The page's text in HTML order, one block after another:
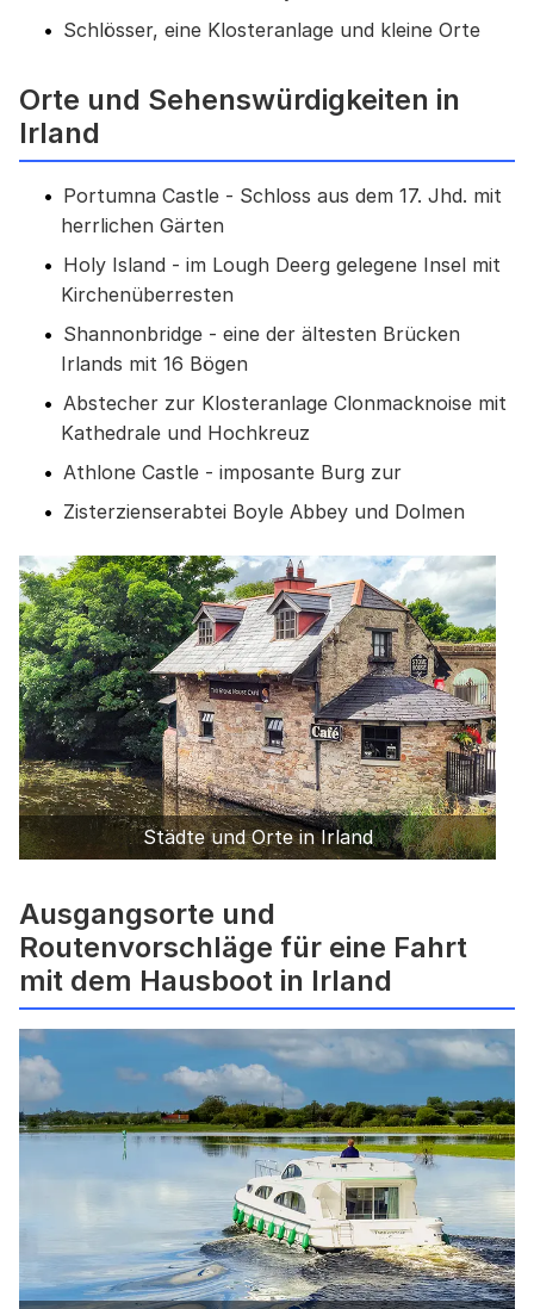
Schlösser, eine Klosteranlage und kleine Orte
Orte und Sehenswürdigkeiten in
Irland
Portumna Castle - Schloss aus dem 17. Jhd. mit
herrlichen Gärten
Holy Island - im Lough Deerg gelegene Insel mit
Kirchenüberresten
Shannonbridge - eine der ältesten Brücken
Irlands mit 16 Bögen
Abstecher zur Klosteranlage Clonmacknoise mit
Kathedrale und Hochkreuz
Athlone Castle - imposante Burg zur
Zisterzienserabtei Boyle Abbey und Dolmen
Städte und Orte in Irland
Ausgangsorte und
Routenvorschläge für eine Fahrt
mit dem Hausboot in Irland